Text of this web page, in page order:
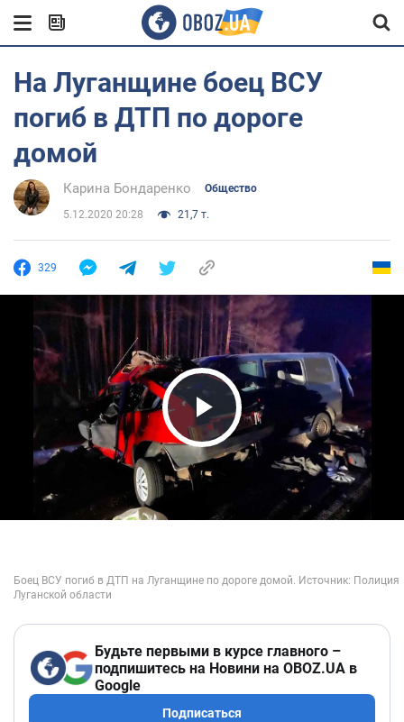
На Луганщине боец ВСУ
погиб в ДТП по дороге
домой
Карина Бондаренко Общество
5.12.2020 20:28 21,7 т.
329
Play Video
Будьте первыми в курсе главного –
подпишитесь на Новини на OBOZ.UA в
Google
Подписаться